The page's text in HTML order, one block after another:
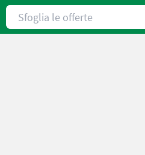
Sfoglia le offerte